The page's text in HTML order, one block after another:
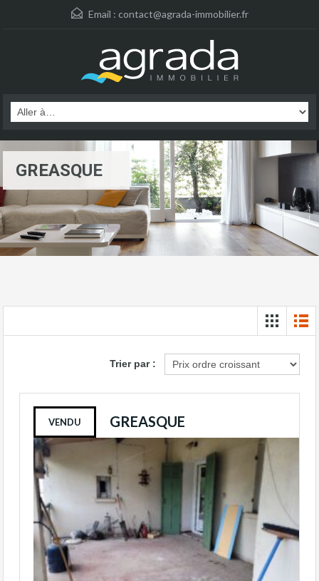
Email : contact@agrada-immobilier.fr
GREASQUE
Trier par :
VENDU GREASQUE